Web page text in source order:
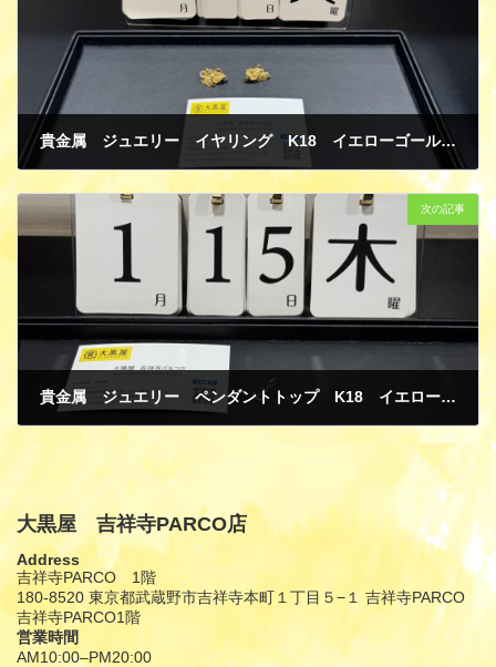
貴金属 ジュエリー イヤリング K18 イエローゴールド PT900 プラチナ 買取
次の記事
貴金属 ジュエリー ペンダントトップ K18 イエローゴールド 買取
大黒屋 吉祥寺PARCO店
Address
吉祥寺PARCO 1階
180-8520 東京都武蔵野市吉祥寺本町１丁目５−１ 吉祥寺PARCO
吉祥寺PARCO1階
営業時間
AM10:00–PM20:00